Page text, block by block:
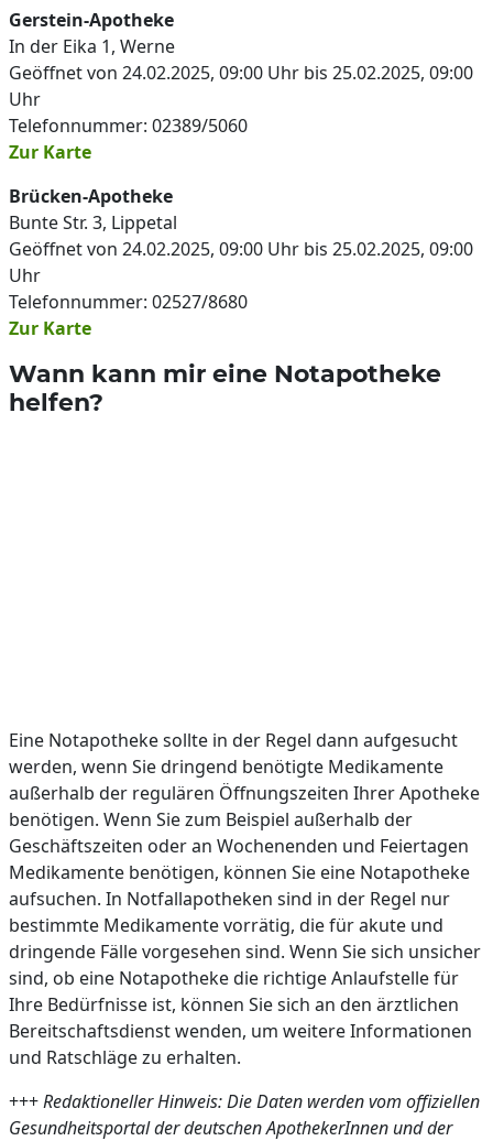
Gerstein-Apotheke
In der Eika 1, Werne
Geöffnet von 24.02.2025, 09:00 Uhr bis 25.02.2025, 09:00
Uhr
Telefonnummer: 02389/5060
Zur Karte
Brücken-Apotheke
Bunte Str. 3, Lippetal
Geöffnet von 24.02.2025, 09:00 Uhr bis 25.02.2025, 09:00
Uhr
Telefonnummer: 02527/8680
Zur Karte
Wann kann mir eine Notapotheke
helfen?
Eine Notapotheke sollte in der Regel dann aufgesucht
werden, wenn Sie dringend benötigte Medikamente
außerhalb der regulären Öffnungszeiten Ihrer Apotheke
benötigen. Wenn Sie zum Beispiel außerhalb der
Geschäftszeiten oder an Wochenenden und Feiertagen
Medikamente benötigen, können Sie eine Notapotheke
aufsuchen. In Notfallapotheken sind in der Regel nur
bestimmte Medikamente vorrätig, die für akute und
dringende Fälle vorgesehen sind. Wenn Sie sich unsicher
sind, ob eine Notapotheke die richtige Anlaufstelle für
Ihre Bedürfnisse ist, können Sie sich an den ärztlichen
Bereitschaftsdienst wenden, um weitere Informationen
und Ratschläge zu erhalten.
+++Redaktioneller Hinweis: Die Daten werden vom offiziellen
Gesundheitsportal der deutschen ApothekerInnen und der